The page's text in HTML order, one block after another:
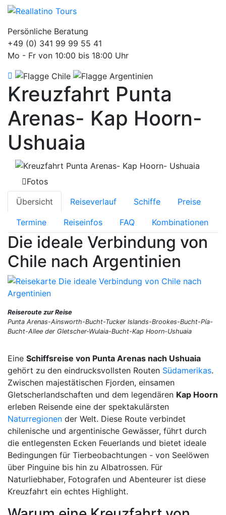
Persönliche Beratung
+49 (0) 341 99 99 55 41
Mo - Fr von 10:00 bis 18:00 Uhr
Kreuzfahrt Punta
Arenas- Kap Hoorn-
Ushuaia
Fotos
Übersicht
Reiseverlauf Schiffe Preise
Termine Reiseinfos FAQ Kombinationen
Die ideale Verbindung von
Chile nach Argentinien
Reiseroute zur Reise
Punta Arenas-Ainsworth-Bucht-Tucker Islands-Brookes-Bucht-Pía-
Bucht-Allee der Gletscher-Wulaia-Bucht-Kap Hoorn-Ushuaia
Eine Schiffsreise von Punta Arenas nach Ushuaia
gehört zu den eindrucksvollsten Routen Südamerikas.
Zwischen majestätischen Fjorden, einsamen
Gletscherlandschaften und dem legendären Kap Hoorn
erleben Reisende eine der spektakulärsten
Naturregionen der Welt. Diese Route verbindet
chilenische und argentinische Gewässer, führt durch
die entlegensten Ecken Feuerlands und bietet ideale
Bedingungen für Tierbeobachtungen - von Seelöwen
über Pinguine bis hin zu Albatrossen. Für
Naturliebhaber, Fotografen und Abenteurer ist diese
Kreuzfahrt ein echtes Highlight.